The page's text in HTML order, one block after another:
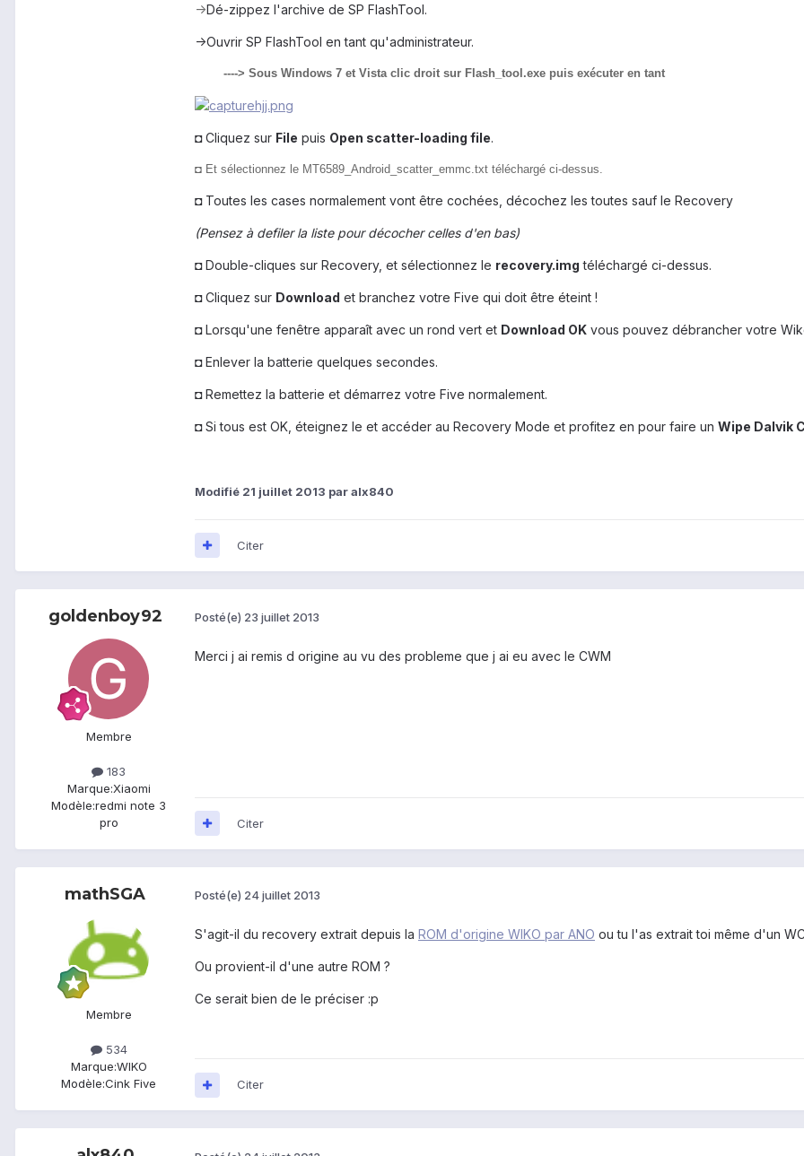
->Dé-zippez l'archive de SP FlashTool.
->Ouvrir SP FlashTool en tant qu'administrateur.
----> Sous Windows 7 et Vista clic droit sur Flash_tool.exe puis exécuter en tant
◘ Cliquez sur File puis Open scatter-loading file.
◘ Et sélectionnez le MT6589_Android_scatter_emmc.txt téléchargé ci-dessus.
◘ Toutes les cases normalement vont être cochées, décochez les toutes sauf le Recovery
(Pensez à defiler la liste pour décocher celles d'en bas)
◘ Double-cliques sur Recovery, et sélectionnez le recovery.img téléchargé ci-dessus.
◘ Cliquez sur Download et branchez votre Five qui doit être éteint !
◘ Lorsqu'une fenêtre apparaît avec un rond vert et Download OK vous pouvez débrancher votre
◘ Enlever la batterie quelques secondes.
◘ Remettez la batterie et démarrez votre Five normalement.
◘ Si tous est OK, éteignez le et accéder au Recovery Mode et profitez en pour faire un Wipe Dalvik
Modifié 21 juillet 2013 par alx840
Citer
goldenboy92
Membre
183
Marque:Xiaomi
Modèle:redmi note 3
pro
Posté(e) 23 juillet 2013
Merci j ai remis d origine au vu des probleme que j ai eu avec le CWM
Citer
mathSGA
Membre
534
Marque:WIKO
Modèle:Cink Five
Posté(e) 24 juillet 2013
S'agit-il du recovery extrait depuis la ROM d'origine WIKO par ANO ou tu l'as extrait toi même d'un
Ou provient-il d'une autre ROM ?
Ce serait bien de le préciser :p
Citer